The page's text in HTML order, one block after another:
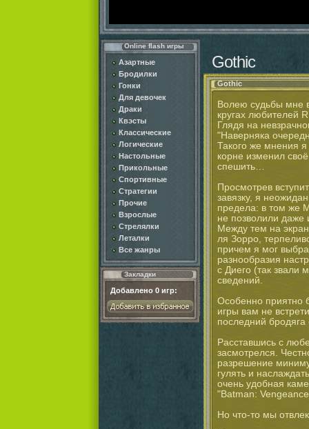
Online flash игры
Азартные
Бродилки
Гонки
Для девочек
Драки
Квэсты
Классические
Логические
Настольные
Прикольные
Спортивные
Стратегии
Прочие
Взрослые
Стрелялки
Леталки
Все жанры
Закладки
Добавлено 0 игр:
Gothic
Gothic
Волею судьбы мне
кругах любителей
Глядя на
"Наверняка
Такого же мнения
корне изменил
спешить…
Просмотрев
завязку, я
предела: в том же
не позволили
Между тем на
ля Зорро,
причем я мог
разнообразия
с Диего (так звали
сведений.
Особенно приятно
игры вам не
последний
Расставшись с
засмотрелся.
разрешение
гулять и
очень удобная
"Batman:
Но что-то мы